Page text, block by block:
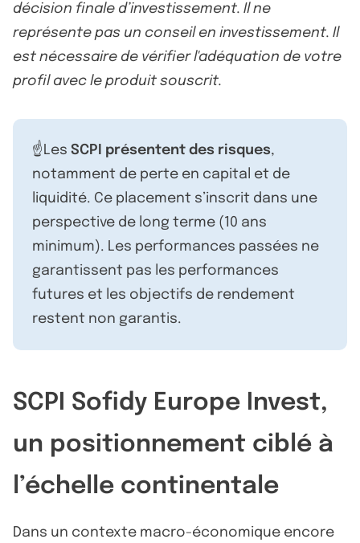
décision finale d’investissement. Il ne
représente pas un conseil en investissement. Il
est nécessaire de vérifier l'adéquation de votre
profil avec le produit souscrit.
☝️Les SCPI présentent des risques,
notamment de perte en capital et de
liquidité. Ce placement s’inscrit dans une
perspective de long terme (10 ans
minimum). Les performances passées ne
garantissent pas les performances
futures et les objectifs de rendement
restent non garantis.
SCPI Sofidy Europe Invest,
un positionnement ciblé à
l’échelle continentale
Dans un contexte macro-économique encore